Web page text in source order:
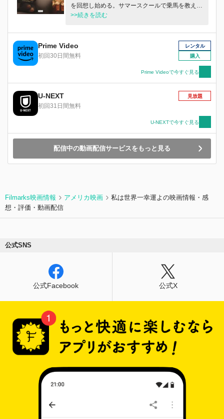
を回想し始める。サマースクールで乗馬を教えて
くれたMRS.Gとランニングコーチ・ビルとの出
が…。
>>続きを読む
Prime Video
初回30日間無料
レンタル
購入
Prime Videoで今すぐ見る
U-NEXT
初回31日間無料
見放題
U-NEXTで今すぐ見る
配信中の動画配信サービスをもっと見る
Filmarks映画情報 アメリカ映画
私は世界一幸運よの映画情報・感
想・評価・動画配信
公式SNS
公式Facebook 公式X